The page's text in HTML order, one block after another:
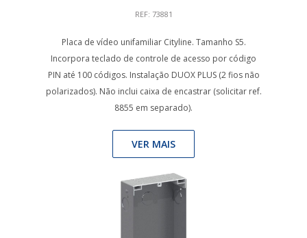
REF: 73881
Placa de vídeo unifamiliar Cityline. Tamanho S5.
Incorpora teclado de controle de acesso por código
PIN até 100 códigos. Instalação DUOX PLUS (2 fios não
polarizados). Não inclui caixa de encastrar (solicitar ref.
8855 em separado).
VER MAIS